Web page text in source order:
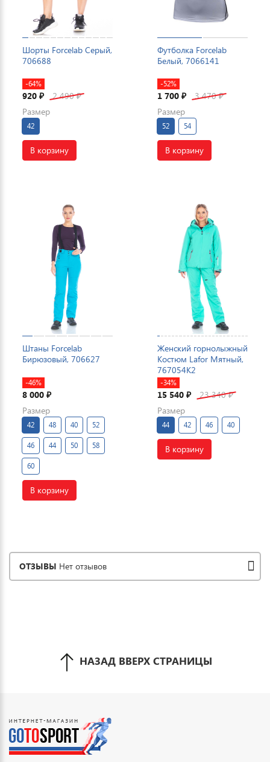
Шорты Forcelab Серый,
706688
-64%
920 ₽ 2 490₽
Размер
42
В корзину
Футболка Forcelab
Белый, 7066141
-52%
1 700 ₽ 3 470₽
Размер
52 54
В корзину
Штаны Forcelab
Бирюзовый, 706627
-46%
8 000 ₽
Размер
42 48 40 52
46 44 50 58
60
В корзину
Женский горнолыжный
Костюм Lafor Мятный,
767054K2
-34%
15 540 ₽ 23 340₽
Размер
44 42 46 40
В корзину
ОТЗЫВЫ Нет отзывов
НАЗАД ВВЕРХ СТРАНИЦЫ